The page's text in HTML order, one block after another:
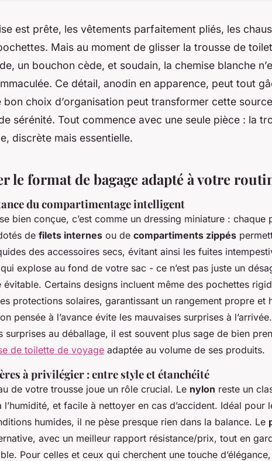
est prête, les vêtements parfaitement pliés, les
Mais au moment de glisser la trousse de
un bouchon cède, et soudain, la chemise blanche
Ce détail, anodin en apparence, peut tout
bon choix d’organisation peut transformer cette
sérénité. Tout commence avec une seule pièce : la
discrète mais essentielle.
le format de bagage adapté à votre
du compartimentage intelligent
bien conçue, c’est comme un dressing miniature : chaque
de filets internes ou de compartiments zippés
des accessoires secs, évitant ainsi les fuites
explose au fond de votre sac - ce n’est pas juste un
évitable. Certains designs incluent même des pochettes
protections solaires, garantissant un rangement propre et
pensée à l’avance évite les mauvaises surprises à
surprises au déballage, il est souvent plus sage de bien
de toilette de voyage adaptée au volume de ses produits.
à privilégier : entre style et étanchéité
de votre trousse joue un rôle crucial. Le nylon reste un
l’humidité, et facile à nettoyer en cas d’accident. Idéal pour
humides, il ne pèse presque rien dans la balance. Le
avec un meilleur rapport résistance/prix, tout en
Pour celles et ceux qui cherchent une touche